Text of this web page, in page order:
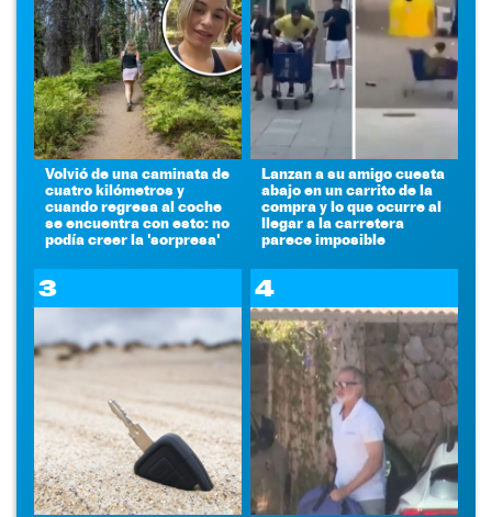
Volvió de una caminata de
cuatro kilómetros y
cuando regresa al coche
se encuentra con esto: no
podía creer la 'sorpresa'
Lanzan a su amigo cuesta
abajo en un carrito de la
compra y lo que ocurre al
llegar a la carretera
parece imposible
3 4